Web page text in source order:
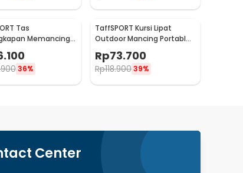
Tas
Memancing
1.5M
36%
TaffSPORT Kursi Lipat
Outdoor Mancing Portable
Oxford Folding Chair -
YYY002
Rp73.700
Rp118.90039%
Center